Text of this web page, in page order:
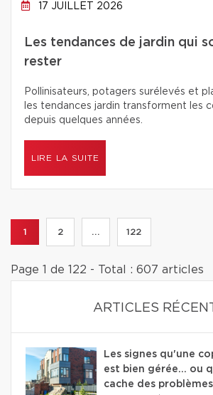
17 JUILLET 2026
Les tendances de jardin qui
rester
Pollinisateurs, potagers surélevés et
les tendances jardin transforment les
depuis quelques années.
LIRE LA SUITE
1 2 ... 122
Page 1 de 122 - Total : 607 articles
ARTICLES
Les signes qu'une
est bien gérée… ou
cache des problèmes